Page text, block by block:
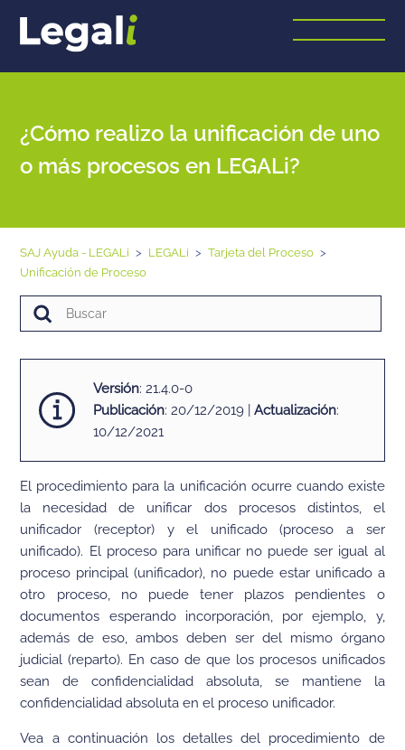
¿Cómo realizo la unificación de uno
o más procesos en LEGALi?
SAJ Ayuda - LEGALi LEGALi
Tarjeta del Proceso
Unificación de Proceso
Versión: 21.4.0-0
Publicación: 20/12/2019 |Actualización:
10/12/2021
El procedimiento para la unificación ocurre cuando existe
la necesidad de unificar dos procesos distintos, el
unificador (receptor) y el unificado (proceso a ser
unificado). El proceso para unificar no puede ser igual al
proceso principal (unificador), no puede estar unificado a
otro proceso, no puede tener plazos pendientes o
documentos esperando incorporación, por ejemplo, y,
además de eso, ambos deben ser del mismo órgano
judicial (reparto). En caso de que los procesos unificados
sean de confidencialidad absoluta, se mantiene la
confidencialidad absoluta en el proceso unificador.
Vea a continuación los detalles del procedimiento de